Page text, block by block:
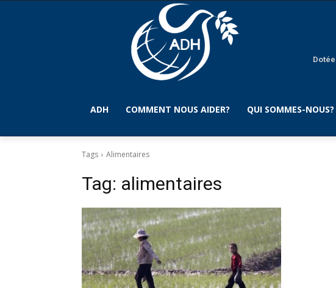
ADH COMMENT NOUS AIDER? QUI SOMMES-NOUS?
Tags Alimentaires
Tag: alimentaires